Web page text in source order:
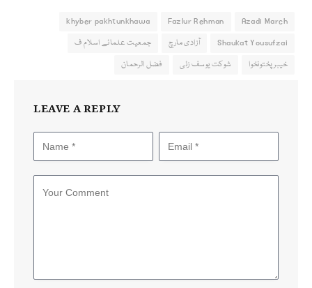
Azadi March
Fazlur Rehman
khyber pakhtunkhawa
Shaukat Yousufzai
آزادی مارچ
جمعیت علمائے اسلام ف
خیبرپختونخوا
شوکت یوسف زئی فضل الرحمان
LEAVE A REPLY